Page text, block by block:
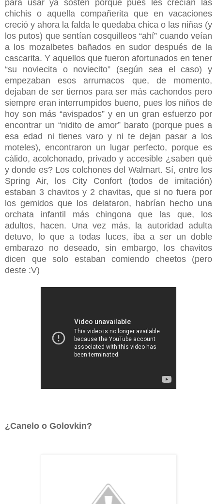
para usar ya sostén porque pues les crecían las
chichis o aquella compañerita que en vacaciones
creció y ahora la falda le quedaba chica o las niñas (y
los putos) que sentían cosquilleos “ahí” cuando veían
a los mozalbetes bañados en sudor después de la
cascarita. Y aquellos que fueron afortunados en tener
“su noviecita o noviecito” (según sea el caso) y
empezaban esos arrumacos que, de momento,
dejaban de ser tiernos para ser más cachondos pero
siempre eran interrumpidos bueno, pues los niños de
hoy son más “avispados” y en un gran esfuerzo por
encontrar un “nidito de amor” barato (porque pues a
esa edad ni tienes varo y ni te dejan pasar a los
moteles), encontraron un lugar perfecto, porque es
cálido, acolchonado, privado y accesible ¿saben qué
y donde es? Los colchones del Walmart. Sí, entre los
Spring Air, los City Confort (todos de imitación)
estaban 3 chavitos y 2 chavitas, que si no fuera por
los gemidos que los delataron, habrían hecho una
orchata infantil más chingona que las que, los
adultos, hacen. Una vez más, la autoridad adulta
detuvo, lo que a todas luces, iba a ser un doble
embarazo no deseado, sin embargo, los chavitos
dicen que solo estaban comiendo cheetos (pero
deste :V)
¿Canelo o Golovkin?